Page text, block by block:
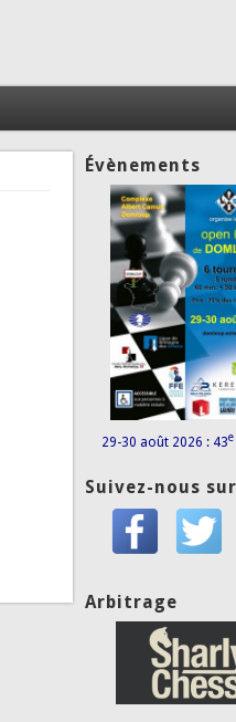
Évènements
29-30 août 2026 : 43e
Suivez-nous
Arbitrage